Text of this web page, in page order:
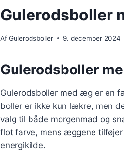
Gulerodsboller
AfGulerodsboller 9. december 2024
Gulerodsboller
Gulerodsboller med æg er en
boller er ikke kun lækre, men
valg til både morgenmad og
flot farve, mens æggene
energikilde.